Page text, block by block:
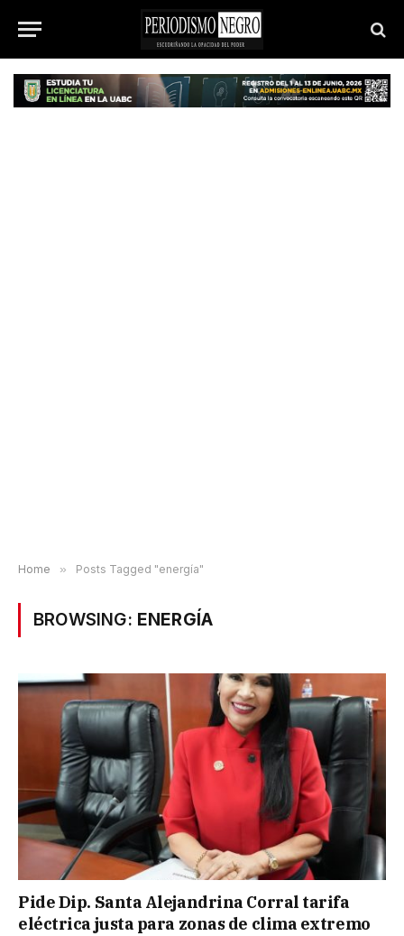
Home » Posts Tagged "energía"
BROWSING: ENERGÍA
Pide Dip. Santa Alejandrina Corral tarifa
eléctrica justa para zonas de clima extremo